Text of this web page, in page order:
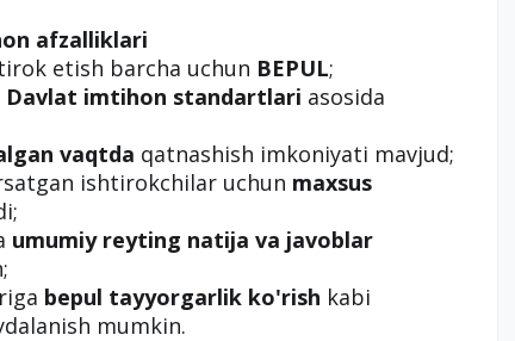
afzalliklari
etish barcha uchun BEPUL;
Davlat imtihon standartlari asosida
vaqtda qatnashish imkoniyati mavjud;
ishtirokchilar uchun maxsus
umumiy reyting natija va javoblar
bepul tayyorgarlik ko'rish kabi
mumkin.